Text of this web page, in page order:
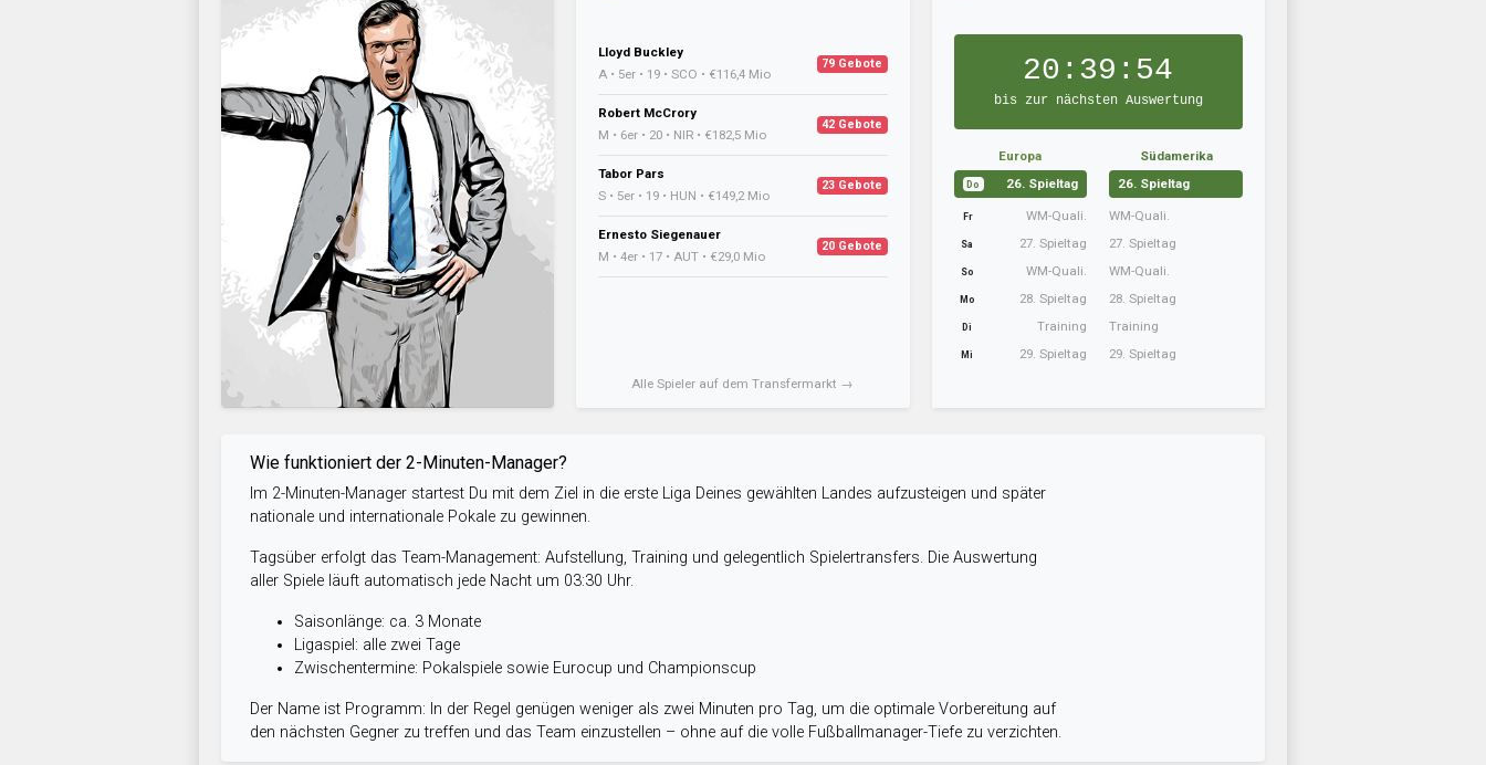
Lloyd Buckley
A • 5er • 19 • SCO • €116,4 Mio
79 Gebote
Robert McCrory
M • 6er • 20 • NIR • €182,5 Mio
42 Gebote
Tabor Pars
S • 5er • 19 • HUN • €149,2 Mio
23 Gebote
Ernesto Siegenauer
M • 4er • 17 • AUT • €29,0 Mio
20 Gebote
Alle Spieler auf dem Transfermarkt →
20:39:53
bis zur nächsten Auswertung
Europa
Do 26. Spieltag
Fr WM-Quali.
Sa 27. Spieltag
So WM-Quali.
Mo 28. Spieltag
Di Training
Mi 29. Spieltag
Südamerika
26. Spieltag
WM-Quali.
27. Spieltag
WM-Quali.
28. Spieltag
Training
29. Spieltag
Wie funktioniert der 2-Minuten-Manager?
Im 2-Minuten-Manager startest Du mit dem Ziel in die erste Liga Deines gewählten Landes aufzusteigen und später
nationale und internationale Pokale zu gewinnen.
Tagsüber erfolgt das Team-Management: Aufstellung, Training und gelegentlich Spielertransfers. Die Auswertung
aller Spiele läuft automatisch jede Nacht um 03:30 Uhr.
Saisonlänge: ca. 3 Monate
Ligaspiel: alle zwei Tage
Zwischentermine: Pokalspiele sowie Eurocup und Championscup
Der Name ist Programm: In der Regel genügen weniger als zwei Minuten pro Tag, um die optimale Vorbereitung auf
den nächsten Gegner zu treffen und das Team einzustellen – ohne auf die volle Fußballmanager-Tiefe zu verzichten.